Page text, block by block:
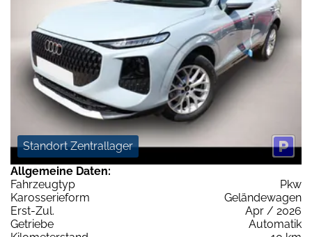
Standort Zentrallager
Allgemeine Daten:
Fahrzeugtyp
Pkw
Karosserieform
Geländewagen
Erst-Zul.
Apr / 2026
Getriebe
Automatik